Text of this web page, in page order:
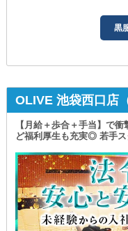
黒
OLIVE 池袋西口店
【月給＋歩合＋手当】で
ど福利厚生も充実◎ 若手ス